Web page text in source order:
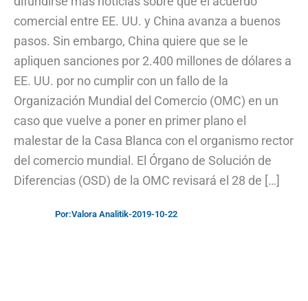
comercial entre EE. UU. y China avanza a buenos
pasos. Sin embargo, China quiere que se le
apliquen sanciones por 2.400 millones de dólares a
EE. UU. por no cumplir con un fallo de la
Organización Mundial del Comercio (OMC) en un
caso que vuelve a poner en primer plano el
malestar de la Casa Blanca con el organismo rector
del comercio mundial. El Órgano de Solución de
Diferencias (OSD) de la OMC revisará el 28 de […]
Por:Valora Analitik-2019-10-22